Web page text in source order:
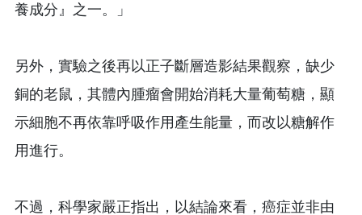
養成分』之一。」
另外，實驗之後再以正子斷層造影結果觀察，缺少
銅的老鼠，其體內腫瘤會開始消耗大量葡萄糖，顯
示細胞不再依靠呼吸作用產生能量，而改以糖解作
用進行。
不過，科學家嚴正指出，以結論來看，癌症並非由